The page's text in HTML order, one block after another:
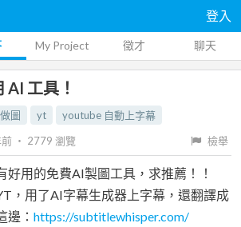
登入
My Project 徵才 聊天
AI 工具！
做圖 yt
youtube 自動上字幕
‧ 2779 瀏覽 檢舉
好用的免費AI製圖工具，求推薦！！
，用了AI字幕生成器上字幕，還翻譯成
邊： https://subtitlewhisper.com/